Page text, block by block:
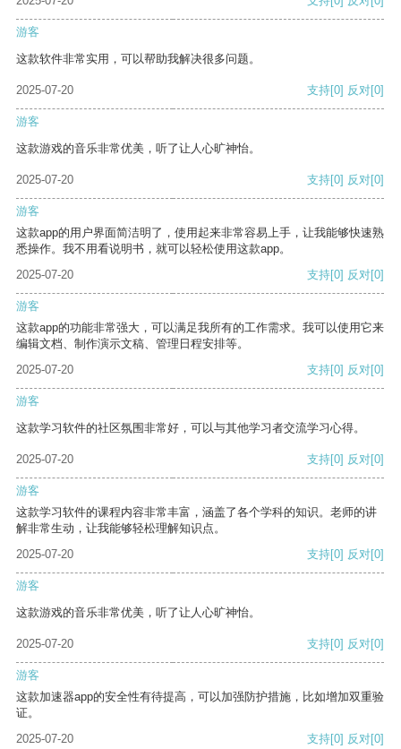
游客
这款软件非常实用，可以帮助我解决很多问题。
2025-07-20 支持[0] 反对[0]
游客
这款游戏的音乐非常优美，听了让人心旷神怡。
2025-07-20 支持[0] 反对[0]
游客
这款app的用户界面简洁明了，使用起来非常容易上手，让我能够快速熟
悉操作。我不用看说明书，就可以轻松使用这款app。
2025-07-20
支持[0] 反对[0]
游客
这款app的功能非常强大，可以满足我所有的工作需求。我可以使用它来
编辑文档、制作演示文稿、管理日程安排等。
2025-07-20
支持[0] 反对[0]
游客
这款学习软件的社区氛围非常好，可以与其他学习者交流学习心得。
2025-07-20 支持[0] 反对[0]
游客
这款学习软件的课程内容非常丰富，涵盖了各个学科的知识。老师的讲
解非常生动，让我能够轻松理解知识点。
2025-07-20
支持[0] 反对[0]
游客
这款游戏的音乐非常优美，听了让人心旷神怡。
2025-07-20 支持[0] 反对[0]
游客
这款加速器app的安全性有待提高，可以加强防护措施，比如增加双重验
证。
2025-07-20
支持[0] 反对[0]